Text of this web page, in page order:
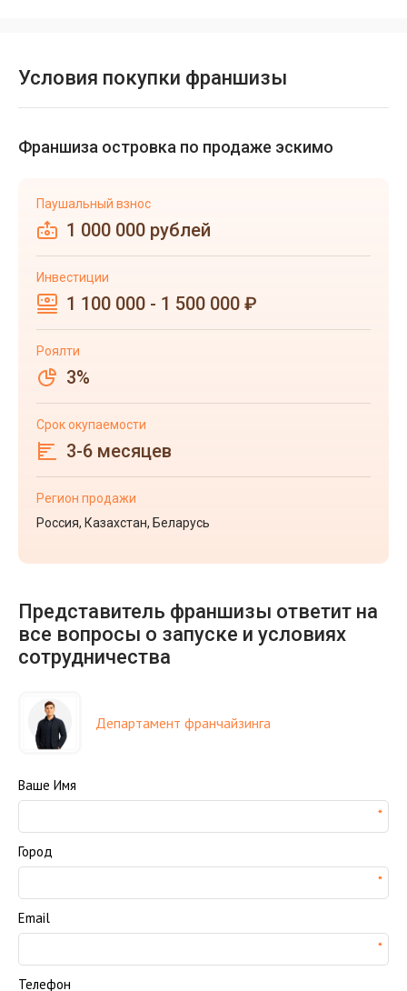
Условия покупки франшизы
Франшиза островка по продаже эскимо
Паушальный взнос
1 000 000 рублей
Инвестиции
1 100 000 - 1 500 000 ₽
Роялти
3%
Срок окупаемости
3-6 месяцев
Регион продажи
Россия, Казахстан, Беларусь
Представитель франшизы ответит на
все вопросы о запуске и условиях
сотрудничества
Департамент франчайзинга
Ваше Имя
Город
Email
Телефон